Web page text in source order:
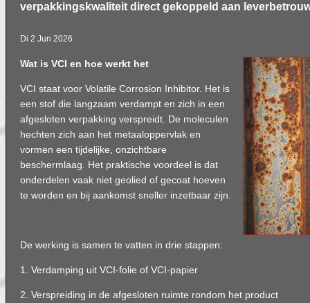
verpakkingskwaliteit direct gekoppeld aan
Di 2 Jun 2026
Wat is VCI en hoe werkt het
VCI staat voor Volatile Corrosion Inhibitor. Het is
een stof die langzaam verdampt en zich in een
afgesloten verpakking verspreidt. De moleculen
hechten zich aan het metaaloppervlak en
vormen een tijdelijke, onzichtbare
beschermlaag. Het praktische voordeel is dat
onderdelen vaak niet geolied of gecoat hoeven
te worden en bij aankomst sneller inzetbaar zijn.
De werking is samen te vatten in drie stappen:
1. Verdamping uit VCI-folie of VCI-papier
2. Verspreiding in de afgesloten ruimte rondom het product